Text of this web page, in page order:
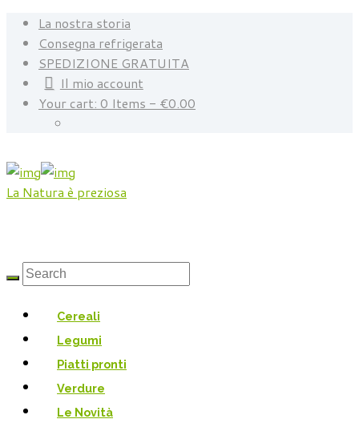
La nostra storia
Consegna refrigerata
SPEDIZIONE GRATUITA
Il mio account
Your cart: 0 Items - €0.00
La Natura è preziosa
Cereali
Legumi
Piatti pronti
Verdure
Le Novità